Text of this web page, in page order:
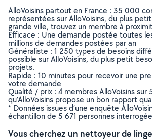
AlloVoisins partout en France : 35 000
représentées sur AlloVoisins, du plus
grande ville, trouvez un membre à
Efficace : Une demande postée toutes
millions de demandes postées par an
Généraliste : 1 250 types de besoins
possible sur AlloVoisins, du plus petit
projets.
Rapide : 10 minutes pour recevoir une
votre demande
Qualité / prix : 4 membres AlloVoisins sur
qu’AlloVoisins propose un bon rapport
* Données issues d’une enquête
échantillon de 5 671 personnes
Vous cherchez un nettoyeur de